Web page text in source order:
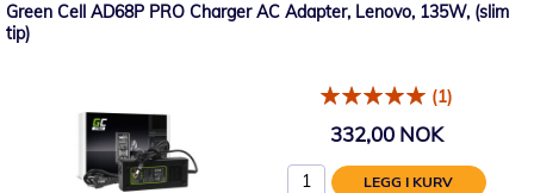
Green Cell AD68P PRO Charger AC Adapter, Lenovo, 135W, (slim
tip)
(1)
332,00 NOK
LEGG I KURV